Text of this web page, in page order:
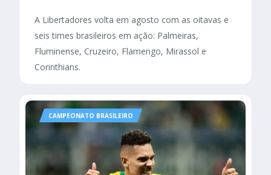
A Libertadores volta em agosto com as oitavas e
seis times brasileiros em ação: Palmeiras,
Fluminense, Cruzeiro, Flamengo, Mirassol e
Corinthians.
CAMPEONATO BRASILEIRO